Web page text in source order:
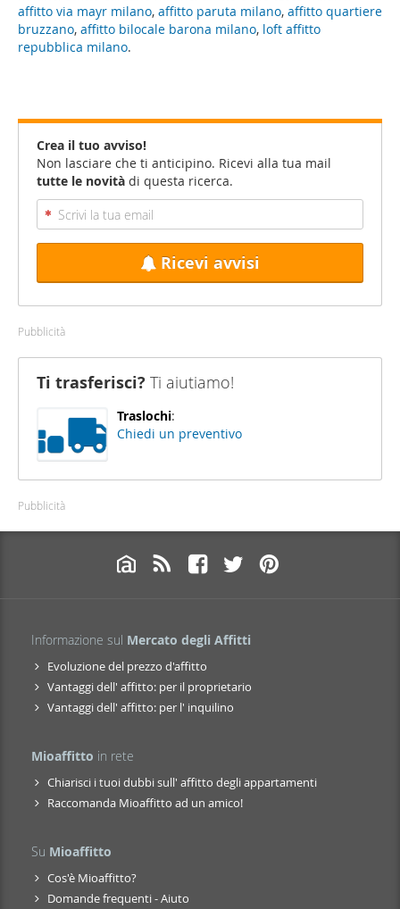
affitto via mayr milano, affitto paruta milano, affitto quartiere
bruzzano, affitto bilocale barona milano, loft affitto
repubblica milano.
Crea il tuo avviso!
Non lasciare che ti anticipino. Ricevi alla tua mail
tutte le novità di questa ricerca.
Ricevi avvisi
Pubblicità
Ti trasferisci? Ti aiutiamo!
Traslochi:
Chiedi un preventivo
Pubblicità
Informazione sul Mercato degli Affitti
Evoluzione del prezzo d'affitto
Vantaggi dell' affitto: per il proprietario
Vantaggi dell' affitto: per l' inquilino
Mioaffitto in rete
Chiarisci i tuoi dubbi sull' affitto degli appartamenti
Raccomanda Mioaffitto ad un amico!
Su Mioaffitto
Cos'è Mioaffitto?
Domande frequenti - Aiuto